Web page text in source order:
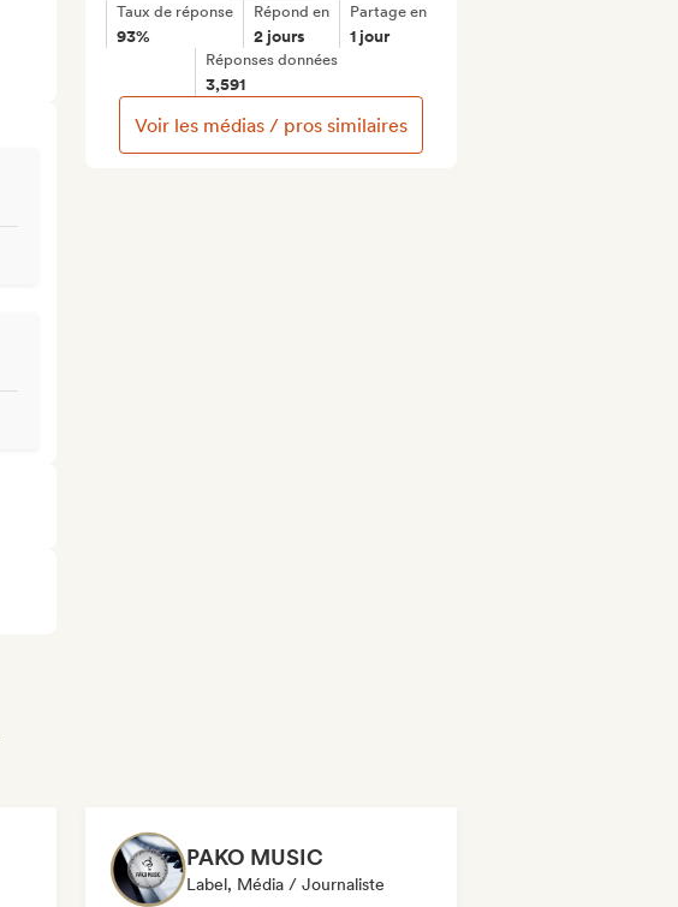
Taux de réponse
93%
Répond en
2 jours
Partage en
1 jour
Réponses données
3,591
Voir les médias / pros similaires
PAKO MUSIC
Label, Média / Journaliste